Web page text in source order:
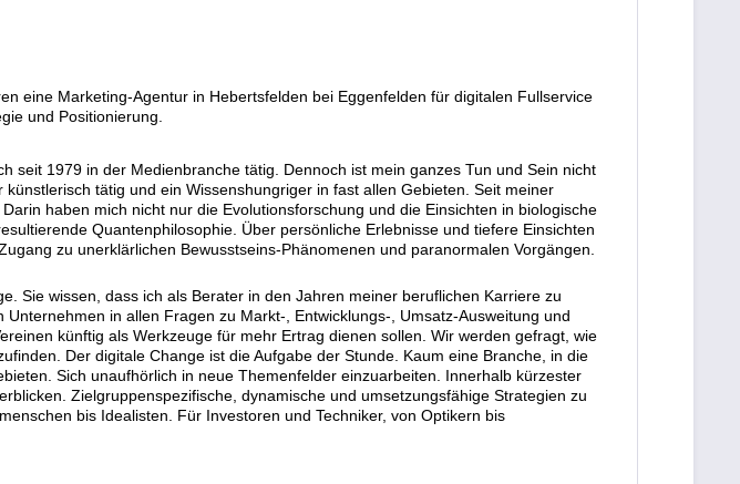
eine Marketing-Agentur in Hebertsfelden bei Eggenfelden für digitalen Fullservice
und Positionierung.
seit 1979 in der Medienbranche tätig. Dennoch ist mein ganzes Tun und Sein nicht
tätig und ein Wissenshungriger in fast allen Gebieten. Seit meiner
haben mich nicht nur die Evolutionsforschung und die Einsichten in biologische
Quantenphilosophie. Über persönliche Erlebnisse und tiefere Einsichten
zu unerklärlichen Bewusstseins-Phänomenen und paranormalen Vorgängen.
Sie wissen, dass ich als Berater in den Jahren meiner beruflichen Karriere zu
in allen Fragen zu Markt-, Entwicklungs-, Umsatz-Ausweitung und
künftig als Werkzeuge für mehr Ertrag dienen sollen. Wir werden gefragt, wie
Der digitale Change ist die Aufgabe der Stunde. Kaum eine Branche, in die
Sich unaufhörlich in neue Themenfelder einzuarbeiten. Innerhalb kürzester
Zielgruppenspezifische, dynamische und umsetzungsfähige Strategien zu
bis Idealisten. Für Investoren und Techniker, von Optikern bis